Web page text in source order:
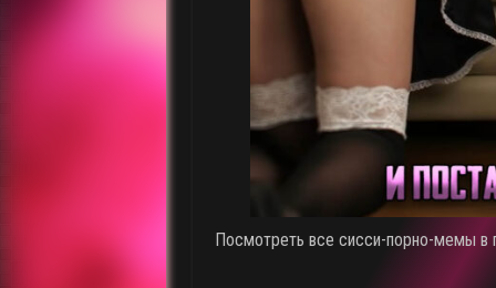
Посмотреть все сисси-порно-мемы в